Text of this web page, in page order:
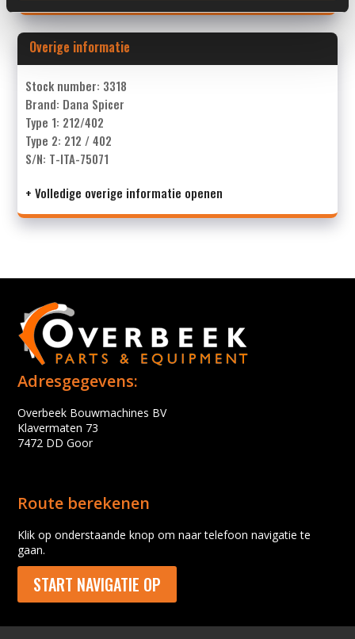
Overige informatie
Stock number: 3318
Brand: Dana Spicer
Type 1: 212/402
Type 2: 212 / 402
S/N: T-ITA-75071
+ Volledige overige informatie openen
Adresgegevens:
Overbeek Bouwmachines BV
Klavermaten 73
7472 DD Goor
Route berekenen
Klik op onderstaande knop om naar telefoon navigatie te
gaan.
START NAVIGATIE OP